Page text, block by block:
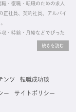
・復職・転職のための求人
正社員、契約社員、アルバイ
・時給・月給などでぴった
求人情報です。応募いただい
ます。
ンツ 転職成功談
ー サイトポリシー